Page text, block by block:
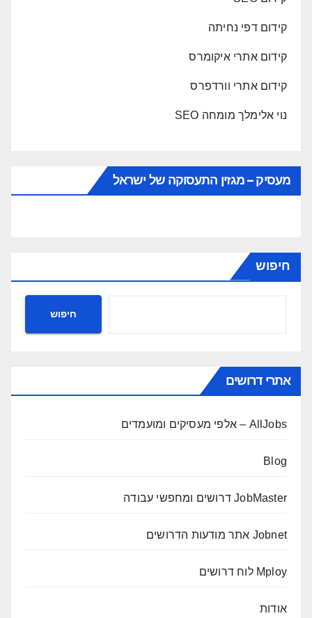
קידום דפי נחיתה
קידום אתרי איקומרס
קידום אתרי וורדפרס
נוי אלימלך מומחה SEO
מעסיק – מגזין התעסוקה של ישראל
חיפוש
חיפוש
אתרי דרושים
AllJobs – אלפי מעסיקים ומועמדים
Blog
JobMaster דרושים ומחפשי עבודה
Jobnet אתר מודעות הדרושים
Mploy לוח דרושים
אודות